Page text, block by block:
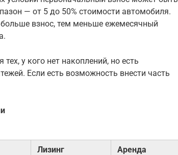
— от 5 до 50% стоимости автомобиля.
взнос, тем меньше ежемесячный
у кого нет накоплений, но есть
Если есть возможность внести часть
Лизинг Аренда